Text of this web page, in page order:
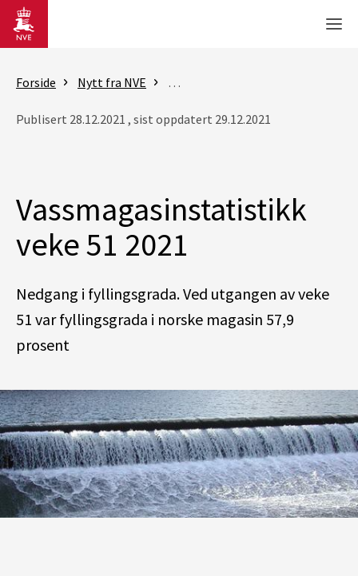
Gå til hovedinnhold
Forside Nytt fra NVE Rapporter - vassmagasinstatistikk
Publisert 28.12.2021 , sist oppdatert 29.12.2021
Vassmagasinstatistikk
veke 51 2021
Nedgang i fyllingsgrada.Ved utgangen av veke
51 var fyllingsgrada i norske magasin 57,9
prosent